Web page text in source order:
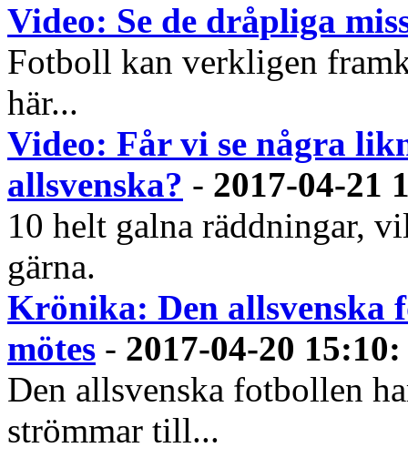
Video: Se de dråpliga
Fotboll kan verkligen
här...
Video: Får vi se några
allsvenska? - 2017-04-21
10 helt galna räddningar,
gärna.
Krönika: Den
mötes - 2017-04-20 15:10:
Den allsvenska fotbollen
strömmar till...